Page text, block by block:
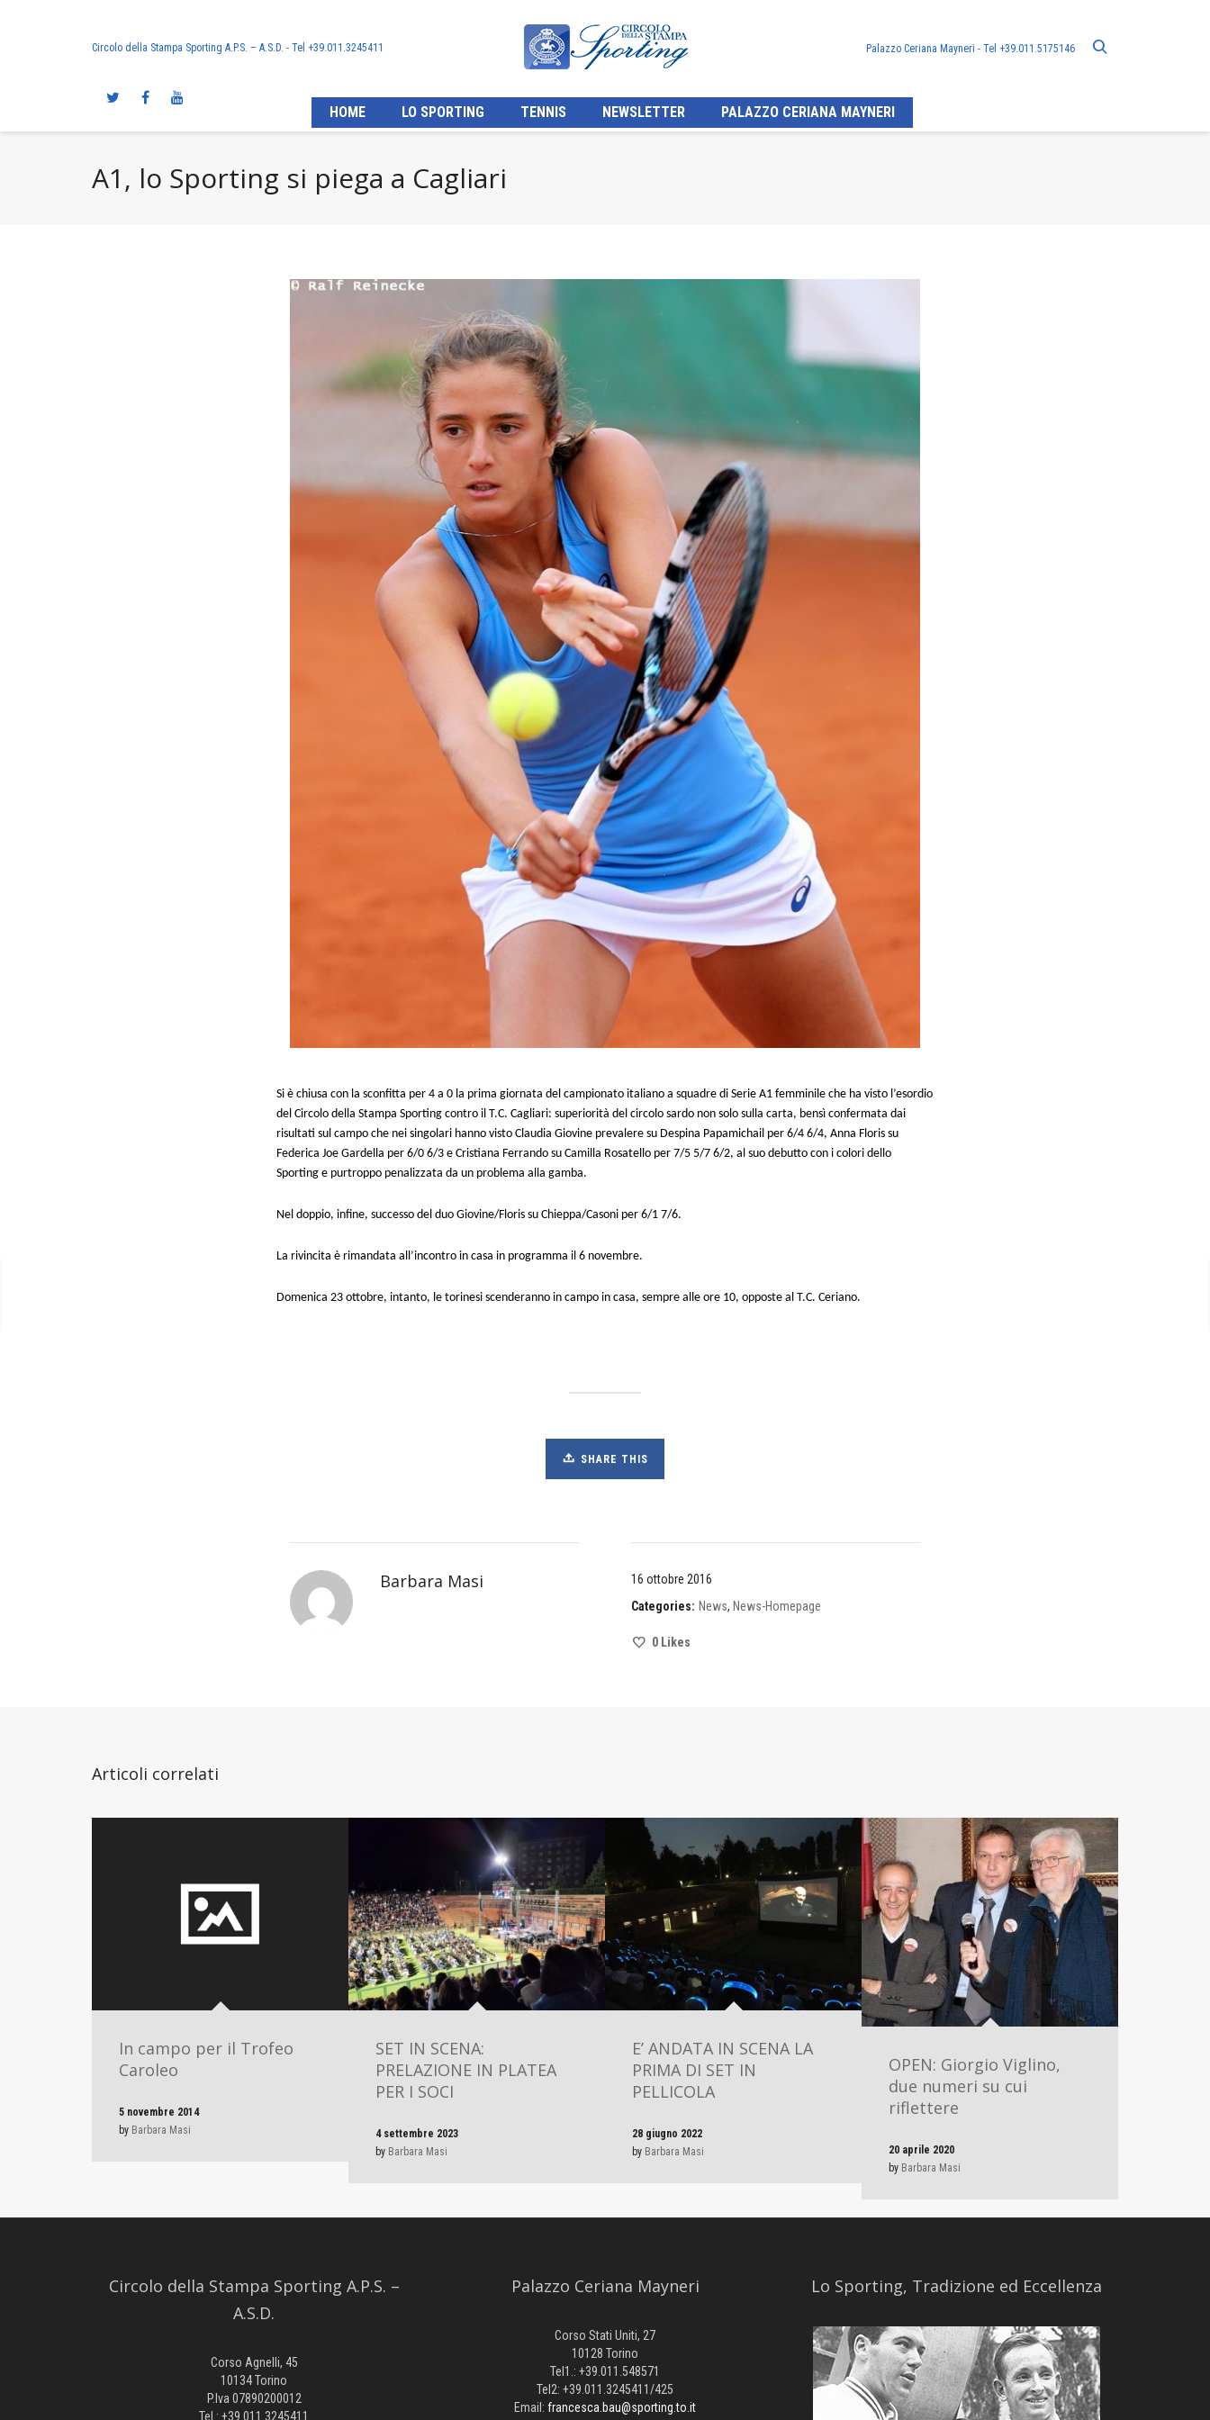
Circolo della Stampa Sporting A.P.S. – A.S.D. - Tel +39.011.3245411 Palazzo Ceriana Mayneri - Tel +39.011.5175146
HOME LO SPORTING TENNIS NEWSLETTER PALAZZO CERIANA MAYNERI
A1, lo Sporting si piega a Cagliari
Si è chiusa con la sconfitta per 4 a 0 la prima giornata del campionato italiano a squadre di Serie A1 femminile che ha visto l’esordio
del Circolo della Stampa Sporting contro il T.C. Cagliari: superiorità del circolo sardo non solo sulla carta, bensì confermata dai
risultati sul campo che nei singolari hanno visto Claudia Giovine prevalere su Despina Papamichail per 6/4 6/4, Anna Floris su
Federica Joe Gardella per 6/0 6/3 e Cristiana Ferrando su Camilla Rosatello per 7/5 5/7 6/2, al suo debutto con i colori dello
Sporting e purtroppo penalizzata da un problema alla gamba.
Nel doppio, infine, successo del duo Giovine/Floris su Chieppa/Casoni per 6/1 7/6.
La rivincita è rimandata all’incontro in casa in programma il 6 novembre.
Domenica 23 ottobre, intanto, le torinesi scenderanno in campo in casa, sempre alle ore 10, opposte al T.C. Ceriano.
SHARE THIS
Barbara Masi
16 ottobre 2016
Categories: News, News-Homepage
0Likes
Articoli correlati
In campo per il Trofeo
Caroleo
5 novembre 2014
by Barbara Masi
SET IN SCENA:
PRELAZIONE IN PLATEA
PER I SOCI
4 settembre 2023
by Barbara Masi
E’ ANDATA IN SCENA LA
PRIMA DI SET IN
PELLICOLA
28 giugno 2022
by Barbara Masi
OPEN: Giorgio Viglino,
due numeri su cui
riflettere
20 aprile 2020
by Barbara Masi
Circolo della Stampa Sporting A.P.S. –
A.S.D.
Corso Agnelli, 45
10134 Torino
P.Iva 07890200012
Tel.: +39.011.3245411
Palazzo Ceriana Mayneri
Corso Stati Uniti, 27
10128 Torino
Tel1.: +39.011.548571
Tel2: +39.011.3245411/425
Email: francesca.bau@sporting.to.it
​Lo Sporting, Tradizione ed Eccellenza